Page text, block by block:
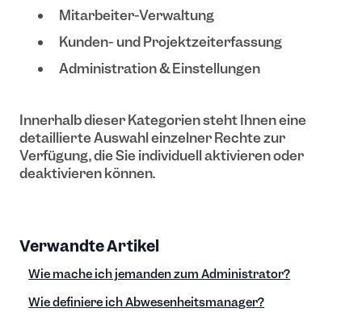
Mitarbeiter-Verwaltung
Kunden- und Projektzeiterfassung
Administration & Einstellungen
Innerhalb dieser Kategorien steht Ihnen eine
detaillierte Auswahl einzelner Rechte zur
Verfügung, die Sie individuell aktivieren oder
deaktivieren können.
Verwandte Artikel
Wie mache ich jemanden zum Administrator?
Wie definiere ich Abwesenheitsmanager?